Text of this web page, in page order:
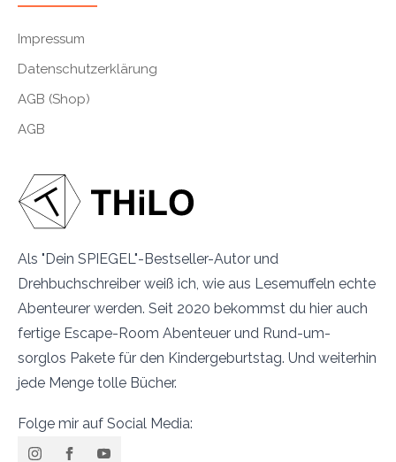
Als "Dein SPIEGEL"-Bestseller-Autor und
Drehbuchschreiber weiß ich, wie aus Lesemuffeln echte
Abenteurer werden. Seit 2020 bekommst du hier auch
fertige Escape-Room Abenteuer und Rund-um-
sorglos Pakete für den Kindergeburtstag. Und weiterhin
jede Menge tolle Bücher.
Folge mir auf Social Media:
Impressum
Datenschutzerklärung
AGB (Shop)
AGB